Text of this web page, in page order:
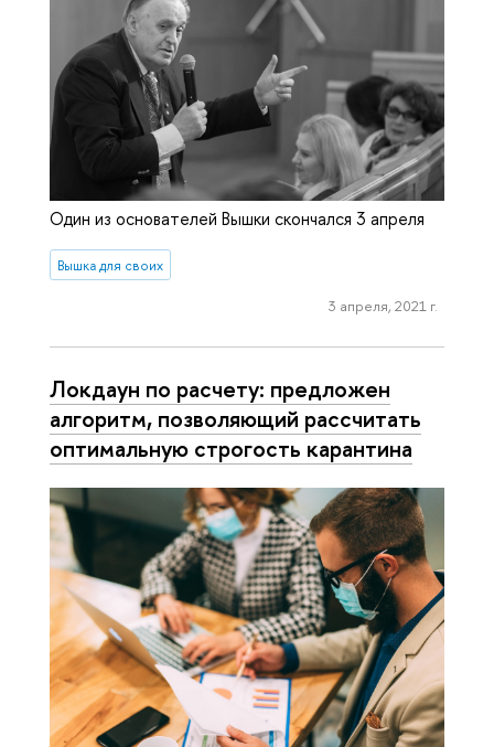
Один из основателей Вышки скончался 3 апреля
Вышка для своих
3 апреля, 2021 г.
Локдаун по расчету: предложен
алгоритм, позволяющий рассчитать
оптимальную строгость карантина